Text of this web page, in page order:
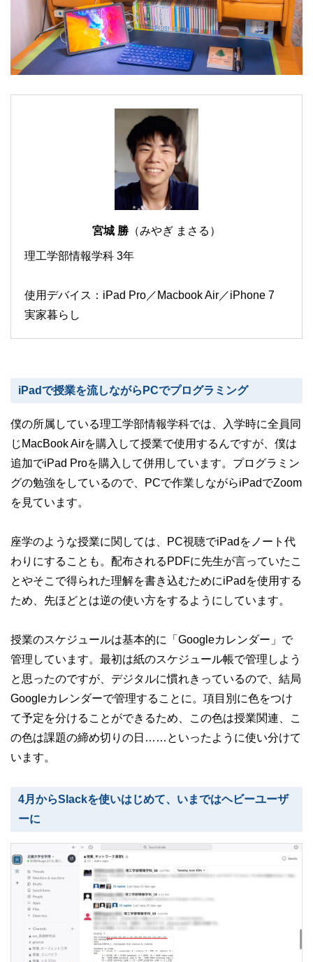
宮城 勝 （みやぎ まさる）
理工学部情報学科 3年
使用デバイス：iPad Pro／Macbook Air／iPhone 7
実家暮らし
iPadで授業を流しながらPCでプログラミング
僕の所属している理工学部情報学科では、入学時に全員同
じMacBook Airを購入して授業で使用するんですが、僕は
追加でiPad Proを購入して併用しています。プログラミン
グの勉強をしているので、PCで作業しながらiPadでZoom
を見ています。
座学のような授業に関しては、PC視聴でiPadをノート代
わりにすることも。配布されるPDFに先生が言っていたこ
とやそこで得られた理解を書き込むためにiPadを使用する
ため、先ほどとは逆の使い方をするようにしています。
授業のスケジュールは基本的に「Googleカレンダー」で
管理しています。最初は紙のスケジュール帳で管理しよう
と思ったのですが、デジタルに慣れきっているので、結局
Googleカレンダーで管理することに。項目別に色をつけ
て予定を分けることができるため、この色は授業関連、こ
の色は課題の締め切りの日……といったように使い分けて
います。
4月からSlackを使いはじめて、いまではヘビーユーザ
ーに